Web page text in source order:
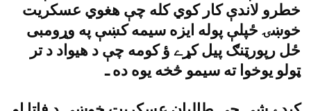
خطرو لاندې کار کوي کله چې هغوي عسکريت
خوښۍ ځپلې پوله ايزه سيمه کښې په وړومبى
ځل رپورټنګ پيل کړے ؤ کومه چې د هيواد د تر
ټولو يوخوا ته سيمو څخه يوه ده ـ